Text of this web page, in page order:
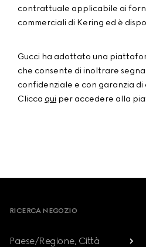
contrattuale applicabile ai
commerciali di Kering ed è
Gucci ha adottato una
che consente di inoltrare
confidenziale e con garanzia di
Clicca qui per accedere alla
Footer
RICERCA NEGOZIO
Paese/Regione, Città